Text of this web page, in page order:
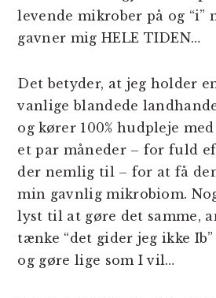
levende mikrober på og “i”
gavner mig HELE TIDEN…
Det betyder, at jeg holder
vanlige blandede
og kører 100% hudpleje
et par måneder – for fuld
der nemlig til – for at få
min gavnlig mikrobiom.
lyst til at gøre det samme,
tænke “det gider jeg ikke
og gøre lige som I vil…